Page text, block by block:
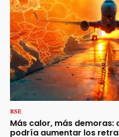
RSE
Más calor, más
podría aumentar los